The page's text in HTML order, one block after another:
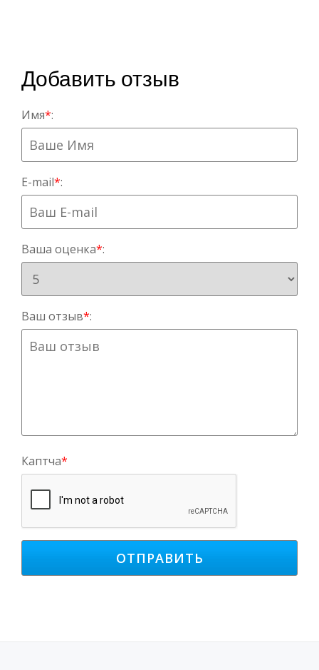
Добавить отзыв
Имя*:
E-mail*:
Ваша оценка*:
Ваш отзыв*:
Каптча*